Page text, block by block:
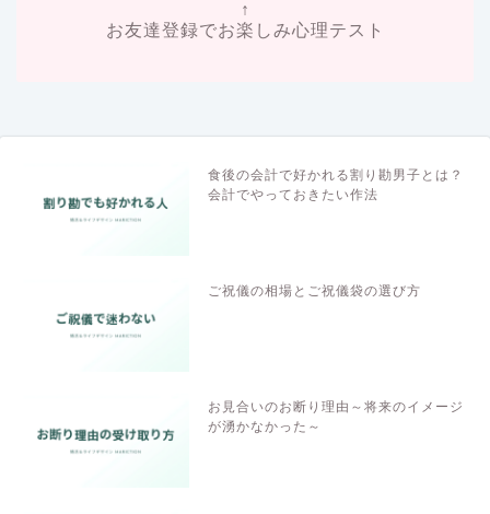
↑
お友達登録でお楽しみ心理テスト
食後の会計で好かれる割り勘男子とは？
会計でやっておきたい作法
ご祝儀の相場とご祝儀袋の選び方
お見合いのお断り理由～将来のイメージ
が湧かなかった～